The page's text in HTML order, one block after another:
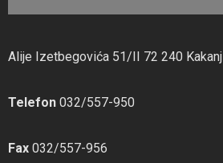
Alije Izetbegovića 51/II 72 240 Kakanj
Telefon 032/557-950
Fax 032/557-956